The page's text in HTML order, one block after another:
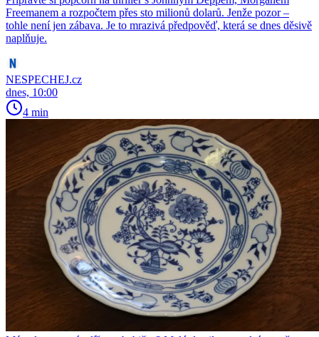
Freemanem a rozpočtem přes sto milionů dolarů. Jenže pozor –
tohle není jen zábava. Je to mrazivá předpověď, která se dnes děsivě
naplňuje.
NESPECHEJ.cz
dnes, 10:00
4 min